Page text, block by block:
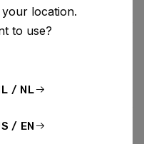
BIKE LAUNCH
location.
to use?
/ NL
/ EN